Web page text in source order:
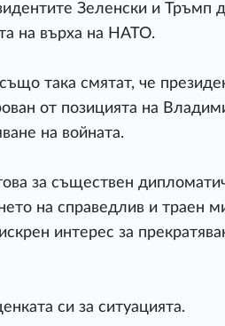
Зеленски и Тръмп
на върха на НАТО.
така смятат, че
от позицията на
на войната.
за съществен
на справедлив и траен
интерес за
си за ситуацията.